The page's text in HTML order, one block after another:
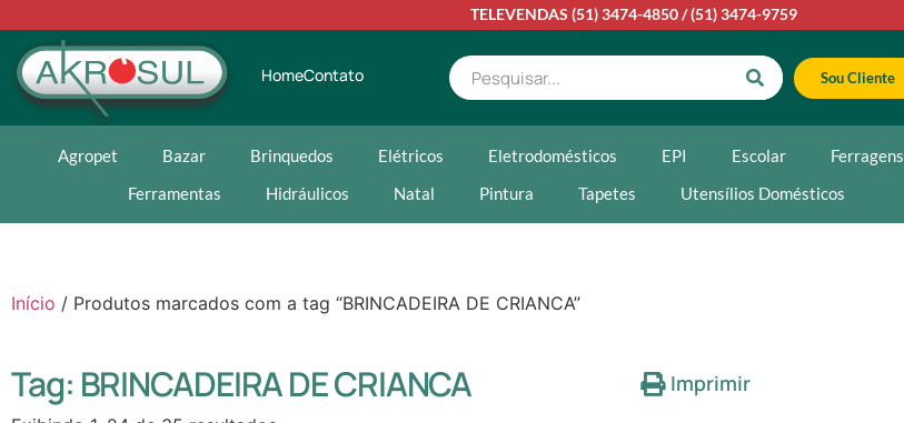
TELEVENDAS (51) 3474-4850/(51) 3474-9759
HomeContato Sou Cliente
Agropet Bazar Brinquedos Elétricos Eletrodomésticos EPI Escolar
Ferragens
Ferramentas
Hidráulicos Natal Pintura Tapetes Utensílios Domésticos
Início / Produtos marcados com a tag “BRINCADEIRA DE CRIANCA”
Tag: BRINCADEIRA DE CRIANCA Imprimir